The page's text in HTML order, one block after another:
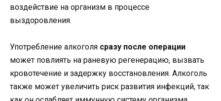
воздействие на организм в процессе
выздоровления.
Употребление алкоголя сразу после операции
может повлиять на раневую регенерацию, вызвать
кровотечение и задержку восстановления. Алкоголь
также может увеличить риск развития инфекций, так